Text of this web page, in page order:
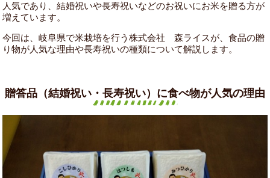
人気であり、結婚祝いや長寿祝いなどのお祝いにお米を贈る方が
増えています。
今回は、岐阜県で米栽培を行う株式会社 森ライスが、食品の贈
り物が人気な理由や長寿祝いの種類について解説します。
贈答品（結婚祝い・長寿祝い）に食べ物が人気の理由